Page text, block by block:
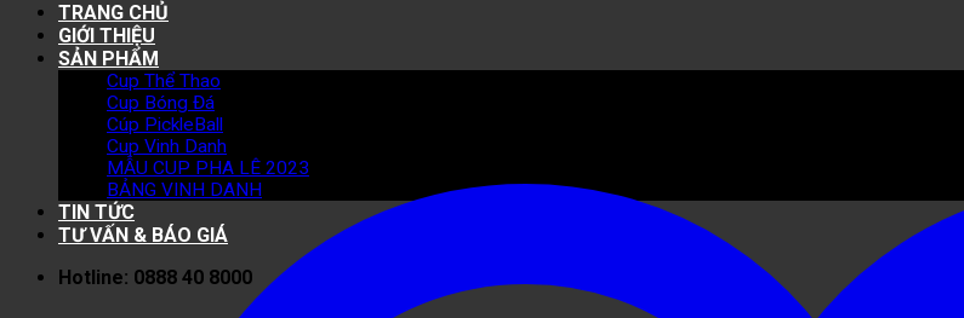
TRANG CHỦ
GIỚI THIỆU
SẢN PHẨM
Cup Thể Thao
Cup Bóng Đá
Cúp PickleBall
Cup Vinh Danh
MẪU CUP PHA LÊ 2023
BẢNG VINH DANH
TIN TỨC
TƯ VẤN & BÁO GIÁ
Hotline: 0888 40 8000